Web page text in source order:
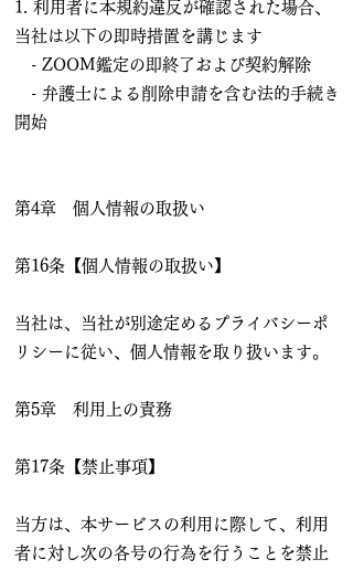
1. 利用者に本規約違反が確認された場合、
当社は以下の即時措置を講じます
- ZOOM鑑定の即終了および契約解除
- 弁護士による削除申請を含む法的手続き
開始
第4章 個人情報の取扱い
第16条【個人情報の取扱い】
当社は、当社が別途定めるプライバシーポ
リシーに従い、個人情報を取り扱います。
第5章 利用上の責務
第17条【禁止事項】
当方は、本サービスの利用に際して、利用
者に対し次の各号の行為を行うことを禁止